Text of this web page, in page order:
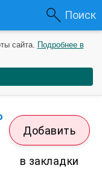
Поиск
Добавить
в закладки
сайта. Подробнее в